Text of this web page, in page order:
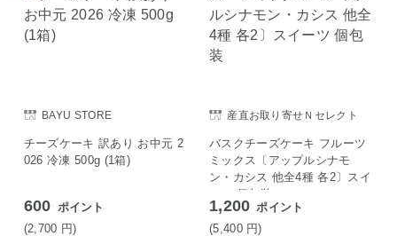
BAYU STORE
チーズケーキ 訳あり お中元 2
026 冷凍 500g (1箱)
600 ポイント
(2,700 円)
産直お取り寄せＮセレクト
バスクチーズケーキ フルーツ
ミックス〔アップルシナモ
ン・カシス 他全4種 各2〕スイ
ーツ 個包装
1,200 ポイント
(5,400 円)